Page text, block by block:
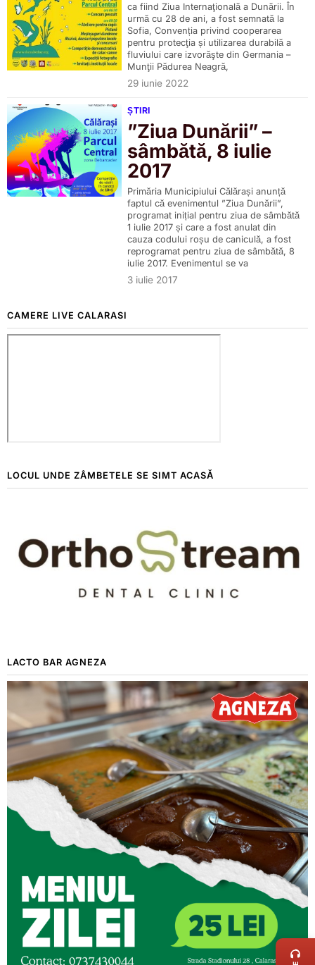
ca fiind Ziua Internaţională a Dunării. În
urmă cu 28 de ani, a fost semnată la
Sofia, Convenția privind cooperarea
pentru protecţia și utilizarea durabilă a
fluviului care izvorăşte din Germania –
Munţii Pădurea Neagră,
29 iunie 2022
ȘTIRI
”Ziua Dunării” –
sâmbătă, 8 iulie
2017
Primăria Municipiului Călărași anunță
faptul că evenimentul ”Ziua Dunării”,
programat inițial pentru ziua de sâmbătă
1 iulie 2017 și care a fost anulat din
cauza codului roșu de caniculă, a fost
reprogramat pentru ziua de sâmbătă, 8
iulie 2017. Evenimentul se va
3 iulie 2017
CAMERE LIVE CALARASI
LOCUL UNDE ZÂMBETELE SE SIMT ACASĂ
LACTO BAR AGNEZA